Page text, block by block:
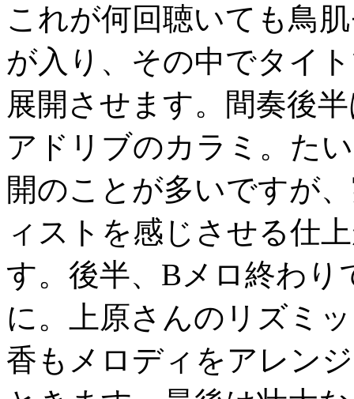
これが何回聴いても鳥
が入り、その中でタイ
展開させます。間奏後
アドリブのカラミ。た
開のことが多いですが
ィストを感じさせる仕
す。後半、Bメロ終わ
に。上原さんのリズミ
香もメロディをアレン